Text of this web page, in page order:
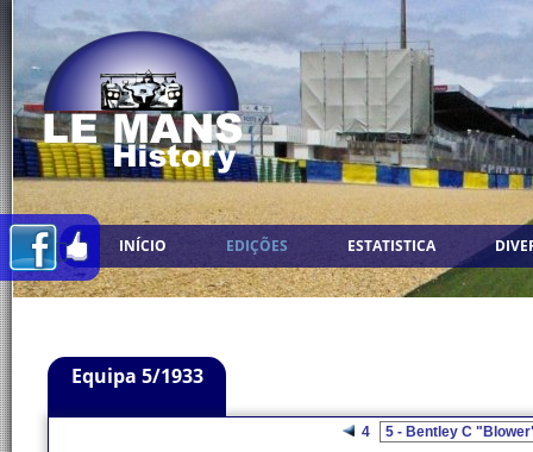
INÍCIO EDIÇÕES ESTATISTICA
Equipa 5/1933
4